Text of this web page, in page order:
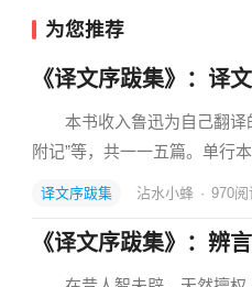
为您推荐
《译文序跋集》：译
本书收入鲁迅为自己翻译
附记”等，共一一五篇。单行
译文序跋集 沾水小蜂 · 970阅
《译文序跋集》：辨言